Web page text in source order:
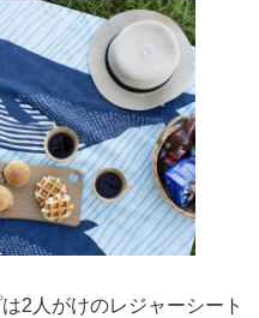
2人がけのレジャーシート